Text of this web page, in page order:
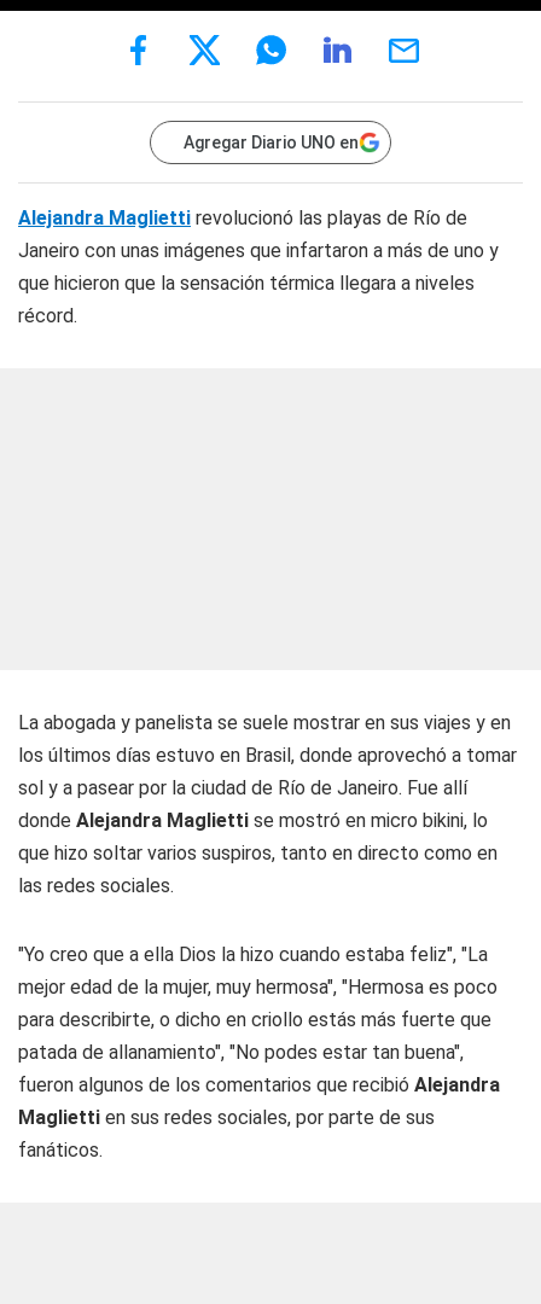
Agregar Diario UNO en
Alejandra Maglietti revolucionó las playas de Río de
Janeiro con unas imágenes que infartaron a más de uno y
que hicieron que la sensación térmica llegara a niveles
récord.
La abogada y panelista se suele mostrar en sus viajes y en
los últimos días estuvo en Brasil, donde aprovechó a tomar
sol y a pasear por la ciudad de Río de Janeiro. Fue allí
donde Alejandra Maglietti se mostró en micro bikini, lo
que hizo soltar varios suspiros, tanto en directo como en
las redes sociales.
"Yo creo que a ella Dios la hizo cuando estaba feliz", "La
mejor edad de la mujer, muy hermosa", "Hermosa es poco
para describirte, o dicho en criollo estás más fuerte que
patada de allanamiento", "No podes estar tan buena",
fueron algunos de los comentarios que recibió Alejandra
Maglietti en sus redes sociales, por parte de sus
fanáticos.